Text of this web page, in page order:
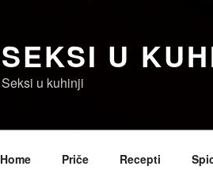
SEKSI U
Seksi u kuhinji
Home Priče Recepti